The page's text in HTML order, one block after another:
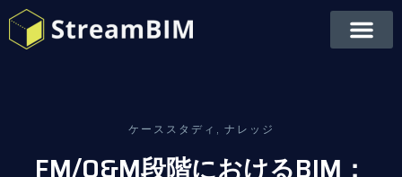
ケーススタディ , ナレッジ
FM/O&M段階におけるBIM：